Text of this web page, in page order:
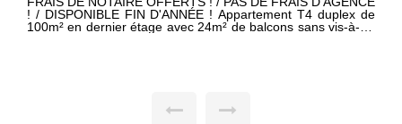
DISPONIBLE IMMEDIATEMENT !!! GRANDE TERRASSE EN
BOIS DE 130m² !!! Magnifique T4 TOIT TERRASSE en
avec placards dont une suite parentale de 24m² avec salle